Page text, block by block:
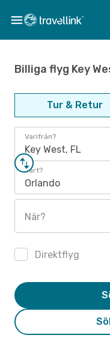
Billiga flyg Key
Tur & Retur
Varifrån?
Key West, FL
Vart?
Orlando
När?
Direktflyg